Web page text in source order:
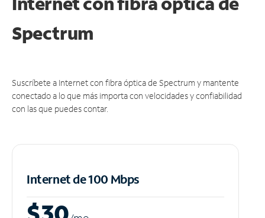
Spectrum
Suscríbete a Internet con fibra óptica de Spectrum y mantente
conectado a lo que más importa con velocidades y confiabilidad
con las que puedes contar.
Internet de 100 Mbps